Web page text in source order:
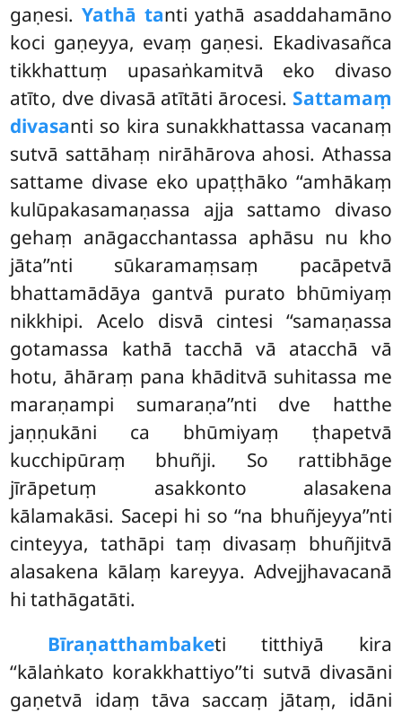
gaṇesi. Yathā tanti yathā asaddahamāno
koci gaṇeyya, evaṃ gaṇesi. Ekadivasañca
tikkhattuṃ upasaṅkamitvā eko divaso
atīto, dve divasā atītāti ārocesi. Sattamaṃ
divasanti so kira sunakkhattassa vacanaṃ
sutvā sattāhaṃ nirāhārova ahosi. Athassa
sattame divase eko upaṭṭhāko ‘‘amhākaṃ
kulūpakasamaṇassa ajja sattamo divaso
gehaṃ anāgacchantassa aphāsu nu kho
jāta’’nti sūkaramaṃsaṃ pacāpetvā
bhattamādāya gantvā purato bhūmiyaṃ
nikkhipi. Acelo disvā cintesi ‘‘samaṇassa
gotamassa kathā tacchā vā atacchā vā
hotu, āhāraṃ pana khāditvā suhitassa me
maraṇampi sumaraṇa’’nti dve hatthe
jaṇṇukāni ca bhūmiyaṃ ṭhapetvā
kucchipūraṃ bhuñji. So rattibhāge
jīrāpetuṃ asakkonto alasakena
kālamakāsi. Sacepi hi so ‘‘na bhuñjeyya’’nti
cinteyya, tathāpi taṃ divasaṃ bhuñjitvā
alasakena kālaṃ kareyya. Advejjhavacanā
hi tathāgatāti.
Bīraṇatthambaketi titthiyā kira
‘‘kālaṅkato korakkhattiyo’’ti sutvā divasāni
gaṇetvā idaṃ tāva saccaṃ jātaṃ, idāni